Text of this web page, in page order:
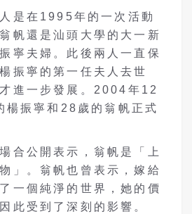
是在1995年的一次活動
帆還是汕頭大學的大一新
寧夫婦。此後兩人一直保
振寧的第一任夫人去世
進一步發展。2004年12
楊振寧和28歲的翁帆正式
合公開表示，翁帆是「上
」。翁帆也曾表示，嫁給
一個純淨的世界，她的價
此受到了深刻的影響。